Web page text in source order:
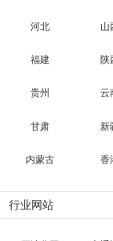
河北 山
福建 陕
贵州 云
甘肃 新
内蒙古 香
行业网站